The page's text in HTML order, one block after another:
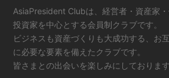
AsiaPresident Clubは、経営者・資産家
投資家を中心とする会員制クラブです。
ビジネスも資産づくりも大成功する、お
に必要な要素を備えたクラブです。
皆さまとの出会いを楽しみにしております